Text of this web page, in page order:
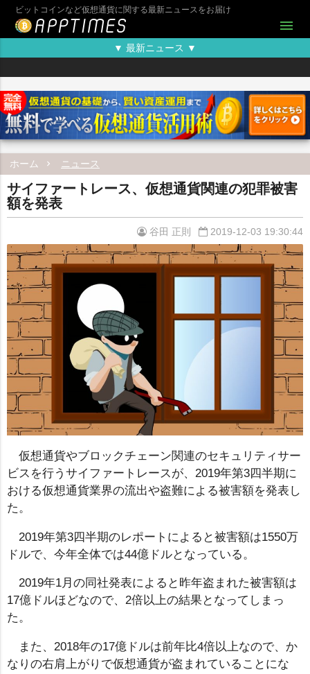
ビットコインなど仮想通貨に関する最新ニュースをお届け
menu
▼ 最新ニュース ▼
ホーム ニュース
サイファートレース、仮想通貨関連の犯罪被害
額を発表
谷田 正則 2019-12-03 19:30:44
仮想通貨やブロックチェーン関連のセキュリティサー
ビスを行うサイファートレースが、2019年第3四半期に
おける仮想通貨業界の流出や盗難による被害額を発表し
た。
2019年第3四半期のレポートによると被害額は1550万
ドルで、今年全体では44億ドルとなっている。
2019年1月の同社発表によると昨年盗まれた被害額は
17億ドルほどなので、2倍以上の結果となってしまっ
た。
また、2018年の17億ドルは前年比4倍以上なので、か
なりの右肩上がりで仮想通貨が盗まれていることにな